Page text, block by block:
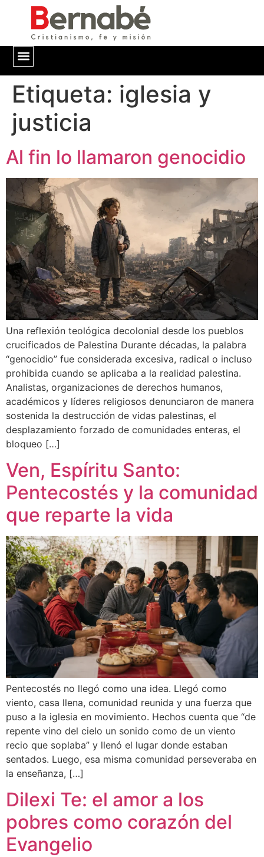
Etiqueta: iglesia y
justicia
Al fin lo llamaron genocidio
Una reflexión teológica decolonial desde los pueblos
crucificados de Palestina Durante décadas, la palabra
“genocidio” fue considerada excesiva, radical o incluso
prohibida cuando se aplicaba a la realidad palestina.
Analistas, organizaciones de derechos humanos,
académicos y líderes religiosos denunciaron de manera
sostenida la destrucción de vidas palestinas, el
desplazamiento forzado de comunidades enteras, el
bloqueo […]
Ven, Espíritu Santo:
Pentecostés y la comunidad
que reparte la vida
Pentecostés no llegó como una idea. Llegó como
viento, casa llena, comunidad reunida y una fuerza que
puso a la iglesia en movimiento. Hechos cuenta que “de
repente vino del cielo un sonido como de un viento
recio que soplaba” y llenó el lugar donde estaban
sentados. Luego, esa misma comunidad perseveraba en
la enseñanza, […]
Dilexi Te: el amor a los
pobres como corazón del
Evangelio